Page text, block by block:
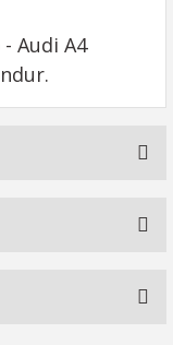
Audi A4